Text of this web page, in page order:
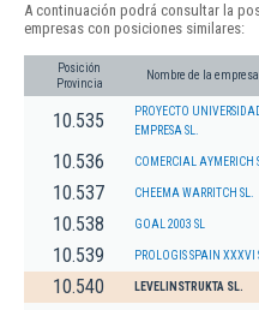
A continuación podrá consultar la
empresas con posiciones similares:
Posición
Provincia
Nombre de la empresa
10.535
PROYECTO
EMPRESA SL.
10.536 COMERCIAL AYMERICH
10.537 CHEEMA WARRITCH SL.
10.538 GOAL 2003 SL
10.539 PROLOGIS SPAIN XXXVI
10.540 LEVELINSTRUKTA SL.